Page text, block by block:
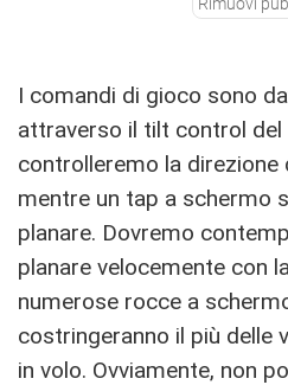
I comandi di gioco sono
attraverso il tilt control
controlleremo la direzione
mentre un tap a schermo
planare. Dovremo
planare velocemente con
numerose rocce a
costringeranno il più delle
in volo. Ovviamente, non